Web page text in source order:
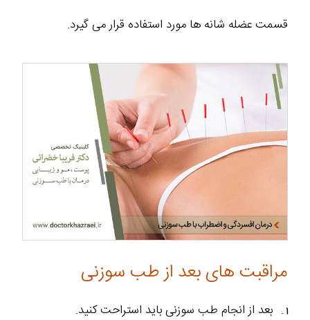
قسمت عضله شانه ها مورد استفاده قرار می گیرد.
مراقبت های بعد از طب سوزنی
بعد از انجام طب سوزنی باید استراحت کنید.